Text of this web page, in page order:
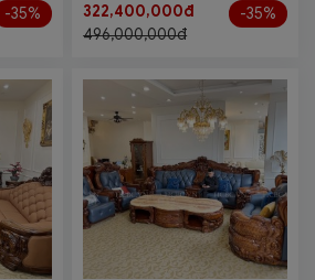
-35%
322,400,000đ
496,000,000đ
-35%